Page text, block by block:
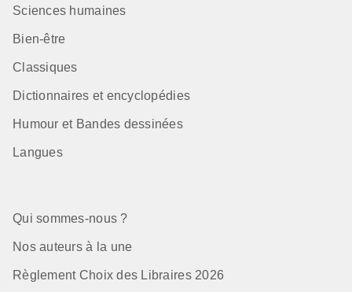
Sciences humaines
Bien-être
Classiques
Dictionnaires et encyclopédies
Humour et Bandes dessinées
Langues
Qui sommes-nous ?
Nos auteurs à la une
Règlement Choix des Libraires 2026